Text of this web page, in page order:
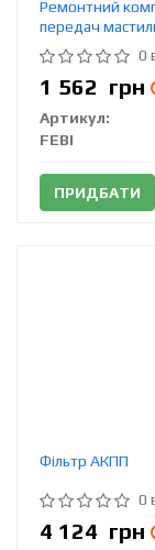
Ремонтний
передач
0
1 562 грн
Артикул:
FEBI
ПРИДБАТИ
Фільтр АКПП
0
4 124 грн